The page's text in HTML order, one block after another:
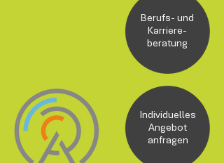
Berufs- und
Karriere-
beratung
Individuelles
Angebot
anfragen